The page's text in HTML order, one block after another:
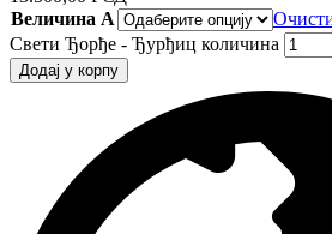
Величина А
Свети Ђорђе - Ђурђиц количина
Додај у корпу